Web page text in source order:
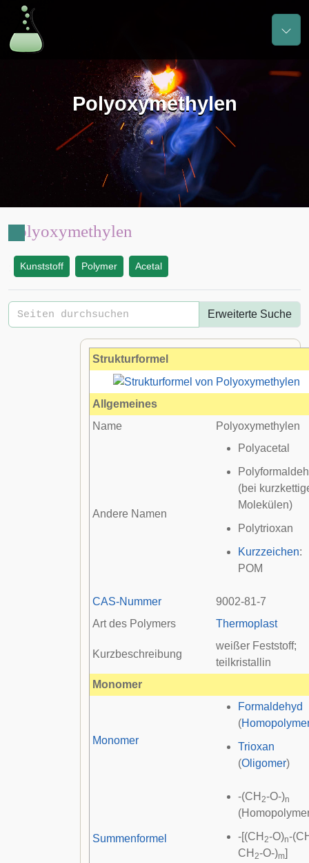
Polyoxymethylen
Polyoxymethylen
Kunststoff Polymer Acetal
Erweiterte Suche
Strukturformel
Allgemeines
Name
Polyoxymethylen
Andere Namen
Polyacetal
(bei
Molekülen)
Polytrioxan
Kurzzeichen:
POM
CAS-Nummer
9002-81-7
Art des Polymers
Thermoplast
Kurzbeschreibung
weißer Feststoff;
teilkristallin
Monomer
Monomer
Formaldehyd
(
Trioxan
(Oligomer)
Summenformel
-(CH 2-O-)n
-[(CH 2-O)n-
CH 2-O-)m]